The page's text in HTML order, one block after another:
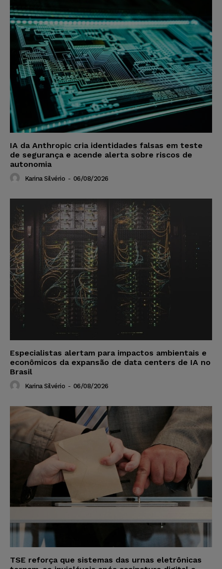
IA da Anthropic cria identidades falsas em teste
de segurança e acende alerta sobre riscos de
autonomia
Karina Silvério - 06/08/2026
Especialistas alertam para impactos ambientais e
econômicos da expansão de data centers de IA no
Brasil
Karina Silvério - 06/08/2026
TSE reforça que sistemas das urnas eletrônicas